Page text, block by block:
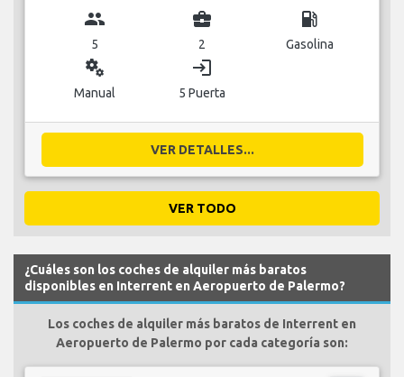
group
5
business_center
2
local_gas_station
Gasolina
miscellaneous_services
Manual
login
5 Puerta
VER DETALLES...
VER TODO
¿Cuáles son los coches de alquiler más baratos
disponibles en Interrent en Aeropuerto de Palermo?
Los coches de alquiler más baratos de Interrent en
Aeropuerto de Palermo por cada categoría son: